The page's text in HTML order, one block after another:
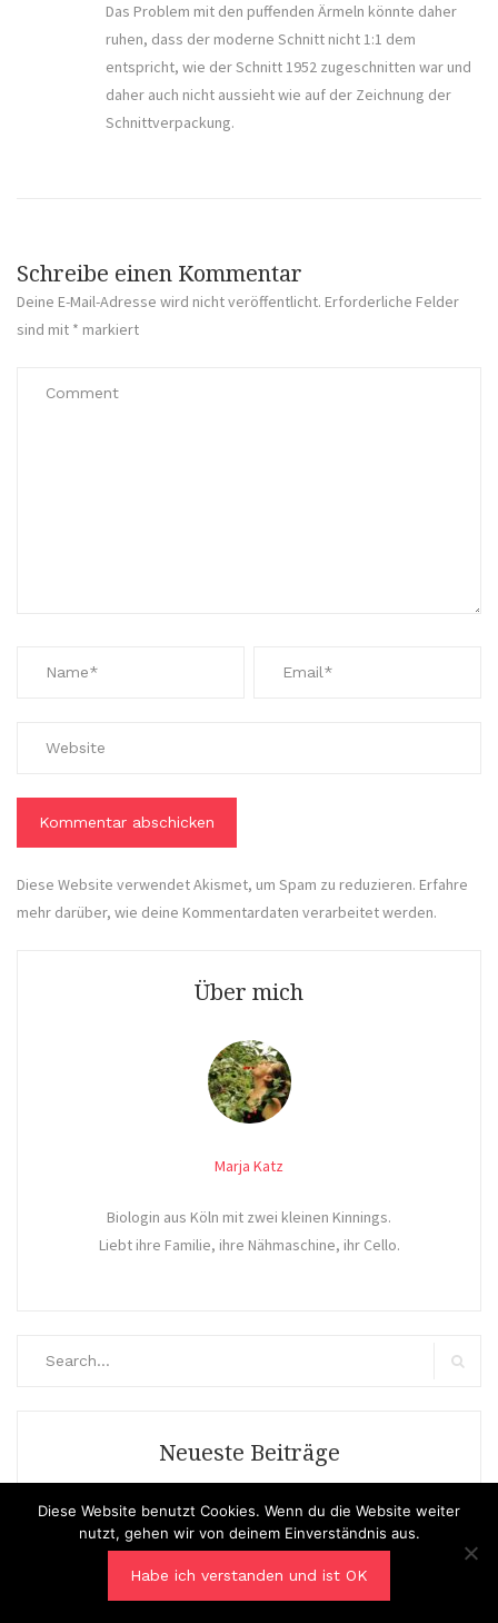
Das Problem mit den puffenden Ärmeln könnte daher
ruhen, dass der moderne Schnitt nicht 1:1 dem
entspricht, wie der Schnitt 1952 zugeschnitten war und
daher auch nicht aussieht wie auf der Zeichnung der
Schnittverpackung.
Schreibe einen Kommentar
Deine E-Mail-Adresse wird nicht veröffentlicht. Erforderliche Felder
sind mit * markiert
Diese Website verwendet Akismet, um Spam zu reduzieren. Erfahre
mehr darüber, wie deine Kommentardaten verarbeitet werden.
Über mich
Marja Katz
Biologin aus Köln mit zwei kleinen Kinnings.
Liebt ihre Familie, ihre Nähmaschine, ihr Cello.
Neueste Beiträge
WKSA 2024 Finale
WKSA 2024 – Endspurt
Diese Website benutzt Cookies. Wenn du die Website weiter
nutzt, gehen wir von deinem Einverständnis aus.
Habe ich verstanden und ist OK